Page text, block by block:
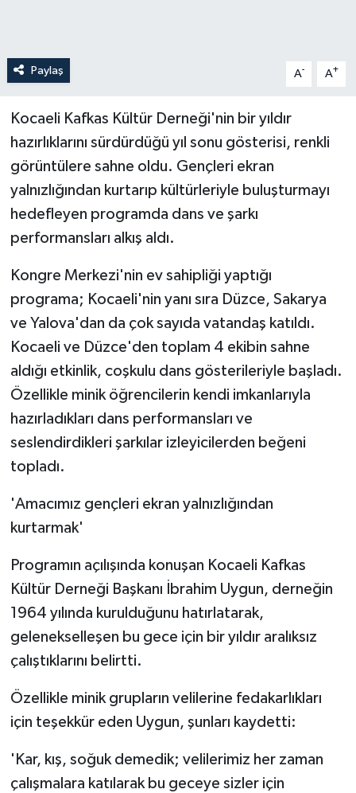
Paylaş A- A+
Kocaeli Kafkas Kültür Derneği'nin bir yıldır
hazırlıklarını sürdürdüğü yıl sonu gösterisi, renkli
görüntülere sahne oldu. Gençleri ekran
yalnızlığından kurtarıp kültürleriyle buluşturmayı
hedefleyen programda dans ve şarkı
performansları alkış aldı.
Kongre Merkezi'nin ev sahipliği yaptığı
programa; Kocaeli'nin yanı sıra Düzce, Sakarya
ve Yalova'dan da çok sayıda vatandaş katıldı.
Kocaeli ve Düzce'den toplam 4 ekibin sahne
aldığı etkinlik, coşkulu dans gösterileriyle başladı.
Özellikle minik öğrencilerin kendi imkanlarıyla
hazırladıkları dans performansları ve
seslendirdikleri şarkılar izleyicilerden beğeni
topladı.
'Amacımız gençleri ekran yalnızlığından
kurtarmak'
Programın açılışında konuşan Kocaeli Kafkas
Kültür Derneği Başkanı İbrahim Uygun, derneğin
1964 yılında kurulduğunu hatırlatarak,
gelenekselleşen bu gece için bir yıldır aralıksız
çalıştıklarını belirtti.
Özellikle minik grupların velilerine fedakarlıkları
için teşekkür eden Uygun, şunları kaydetti:
'Kar, kış, soğuk demedik; velilerimiz her zaman
çalışmalara katılarak bu geceye sizler için